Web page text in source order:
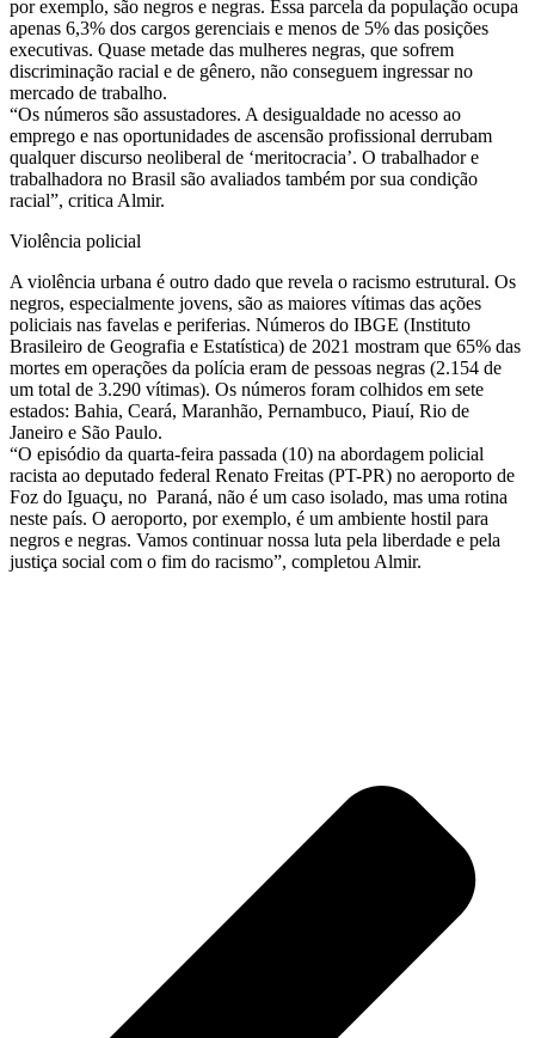
por exemplo, são negros e negras. Essa parcela da população ocupa
apenas 6,3% dos cargos gerenciais e menos de 5% das posições
executivas. Quase metade das mulheres negras, que sofrem
discriminação racial e de gênero, não conseguem ingressar no
mercado de trabalho.
“Os números são assustadores. A desigualdade no acesso ao
emprego e nas oportunidades de ascensão profissional derrubam
qualquer discurso neoliberal de ‘meritocracia’. O trabalhador e
trabalhadora no Brasil são avaliados também por sua condição
racial”, critica Almir.
Violência policial
A violência urbana é outro dado que revela o racismo estrutural. Os
negros, especialmente jovens, são as maiores vítimas das ações
policiais nas favelas e periferias. Números do IBGE (Instituto
Brasileiro de Geografia e Estatística) de 2021 mostram que 65% das
mortes em operações da polícia eram de pessoas negras (2.154 de
um total de 3.290 vítimas). Os números foram colhidos em sete
estados: Bahia, Ceará, Maranhão, Pernambuco, Piauí, Rio de
Janeiro e São Paulo.
“O episódio da quarta-feira passada (10) na abordagem policial
racista ao deputado federal Renato Freitas (PT-PR) no aeroporto de
Foz do Iguaçu, no Paraná, não é um caso isolado, mas uma rotina
neste país. O aeroporto, por exemplo, é um ambiente hostil para
negros e negras. Vamos continuar nossa luta pela liberdade e pela
justiça social com o fim do racismo”, completou Almir.